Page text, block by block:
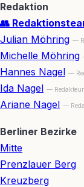
Redaktion
👥
Julian Möhring —
Michelle Möhring
Hannes Nagel —
Ida Nagel —
Ariane Nagel —
Berliner Bezirke
Mitte
Prenzlauer Berg
Kreuzberg